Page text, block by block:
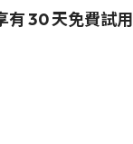
有 30 天免費試用